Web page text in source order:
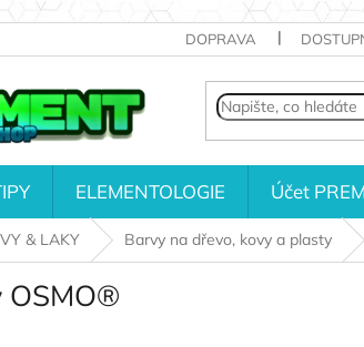
DOPRAVA
ELEMENTOLOGIE Účet
& LAKY Barvy na dřevo, kovy a plasty
OSMO®